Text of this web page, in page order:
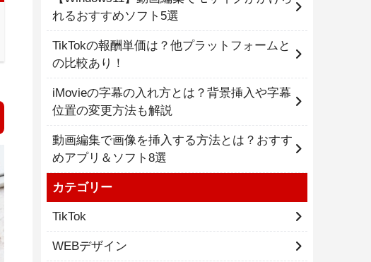
れるおすすめソフト5選
TikTokの報酬単価は？他プラットフォームと
の比較あり！
iMovieの字幕の入れ方とは？背景挿入や字幕
位置の変更方法も解説
動画編集で画像を挿入する方法とは？おすす
めアプリ＆ソフト8選
カテゴリー
TikTok
WEBデザイン